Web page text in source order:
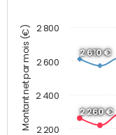
Montant net par mois (€) 2 260 €
2 610 €
2 200
2 400
2 600
2 800